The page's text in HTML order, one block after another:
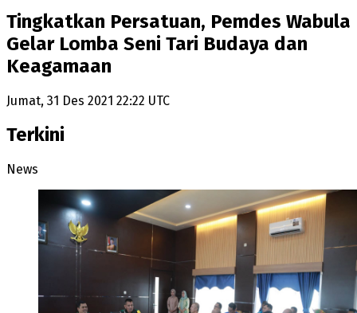
Tingkatkan Persatuan, Pemdes Wabula
Gelar Lomba Seni Tari Budaya dan
Keagamaan
Jumat, 31 Des 2021 22:22 UTC
Terkini
News